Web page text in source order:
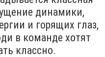
динамики,
и горящих глаз,
в команде хотят
классно.